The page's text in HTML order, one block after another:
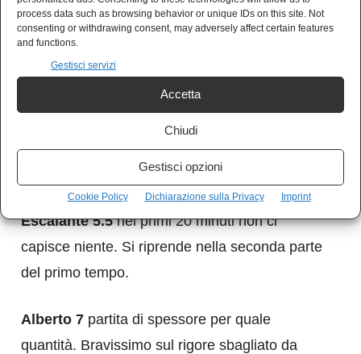
process data such as browsing behavior or unique IDs on this site. Not
consenting or withdrawing consent, may adversely affect certain features
and functions.
Gestisci servizi
Accetta
Chiudi
Gestisci opzioni
Cookie Policy Dichiarazione sulla Privacy Imprint
incursioni sulla fascia. Si spegne con il passare
dei minuti.
l’assist per il pareggio di
Immobile è una delizia. Ma non è solo quello è
un pericolo costante per i rossoneri. Non si
capisce perché venga sostituito.
Escalante 5.5nei primi 20 minuti non ci
capisce niente. Si riprende nella seconda parte
del primo tempo.
Alberto 7 partita di spessore per quale
quantità. Bravissimo sul rigore sbagliato da